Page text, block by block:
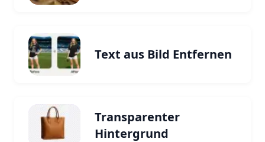
Text aus Bild Entfernen
Transparenter
Hintergrund